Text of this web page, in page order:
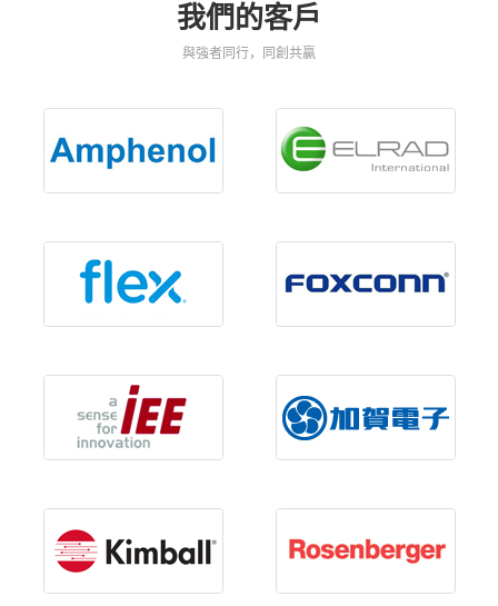
我們的客戶
與強者同行，同創共贏